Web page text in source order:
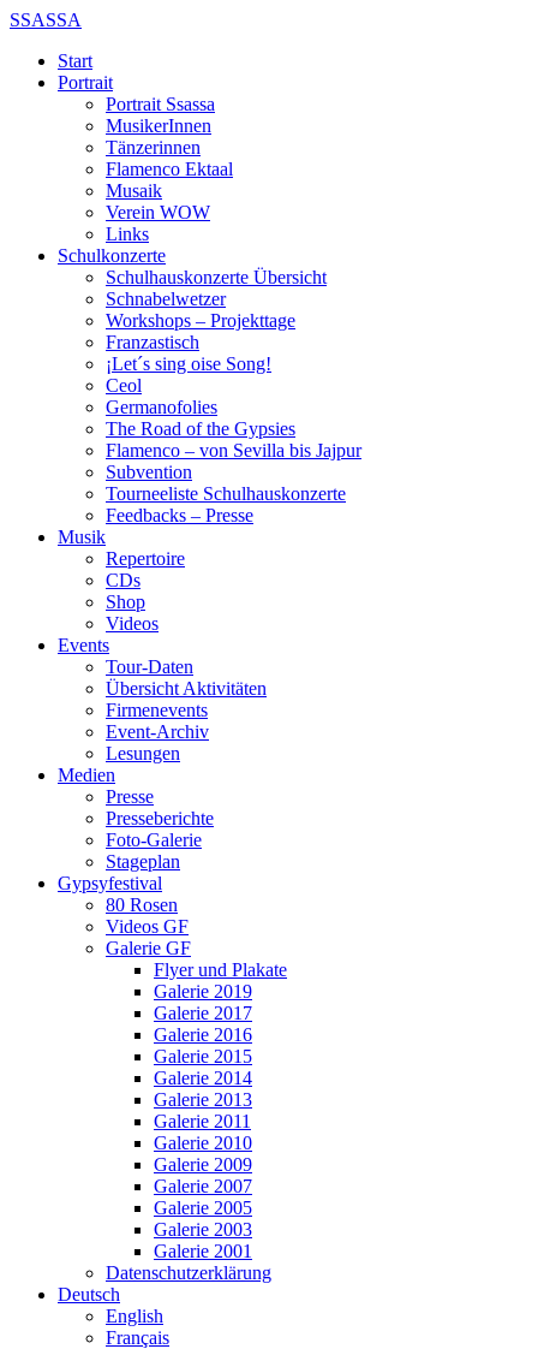
SSASSA
Start
Portrait
Portrait Ssassa
MusikerInnen
Tänzerinnen
Flamenco Ektaal
Musaik
Verein WOW
Links
Schulkonzerte
Schulhauskonzerte Übersicht
Schnabelwetzer
Workshops – Projekttage
Franzastisch
¡Let´s sing oise Song!
Ceol
Germanofolies
The Road of the Gypsies
Flamenco – von Sevilla bis Jajpur
Subvention
Tourneeliste Schulhauskonzerte
Feedbacks – Presse
Musik
Repertoire
CDs
Shop
Videos
Events
Tour-Daten
Übersicht Aktivitäten
Firmenevents
Event-Archiv
Lesungen
Medien
Presse
Presseberichte
Foto-Galerie
Stageplan
Gypsyfestival
80 Rosen
Videos GF
Galerie GF
Flyer und Plakate
Galerie 2019
Galerie 2017
Galerie 2016
Galerie 2015
Galerie 2014
Galerie 2013
Galerie 2011
Galerie 2010
Galerie 2009
Galerie 2007
Galerie 2005
Galerie 2003
Galerie 2001
Datenschutzerklärung
Deutsch
English
Français